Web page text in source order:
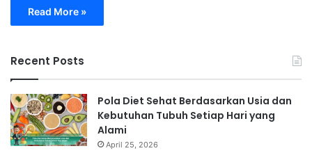
Read More »
Recent Posts
Pola Diet Sehat Berdasarkan Usia dan
Kebutuhan Tubuh Setiap Hari yang
Alami
April 25, 2026